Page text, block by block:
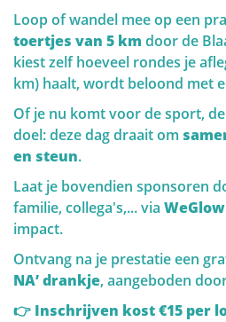
Genetische factoren
Het belang van
zelfonderzoek
Loop of wandel mee op een
toertjes van 5 km door de
kiest zelf hoeveel rondes je
km) haalt, wordt beloond met
Of je nu komt voor de sport,
doel: deze dag draait om
en steun.
Laat je bovendien sponsoren
familie, collega's,... via WeGlow
impact.
Ontvang na je prestatie een
NA’ drankje, aangeboden
👉 Inschrijven kost €15 per